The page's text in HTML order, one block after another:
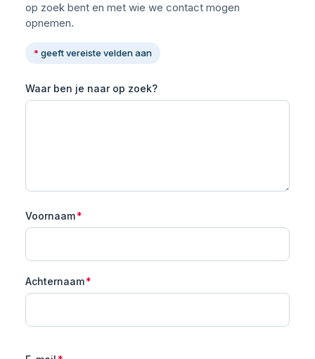
op zoek bent en met wie we contact mogen
opnemen.
* geeft vereiste velden aan
Waar ben je naar op zoek?
Voornaam*
Achternaam*